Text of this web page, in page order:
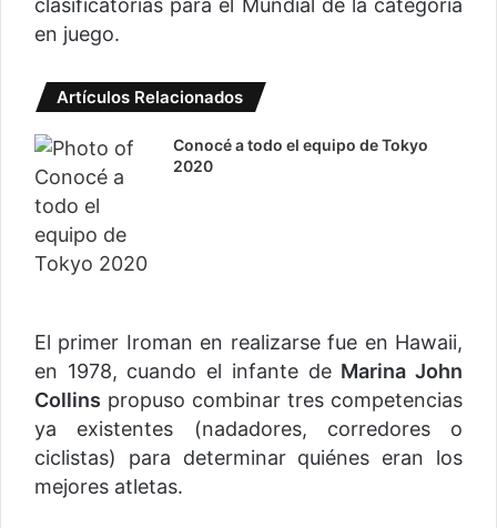
clasificatorias para el Mundial de la categoría
en juego.
Artículos Relacionados
Conocé a todo el equipo de Tokyo
2020
El primer Iroman en realizarse fue en Hawaii,
en 1978, cuando el infante de Marina John
Collins propuso combinar tres competencias
ya existentes (nadadores, corredores o
ciclistas) para determinar quiénes eran los
mejores atletas.